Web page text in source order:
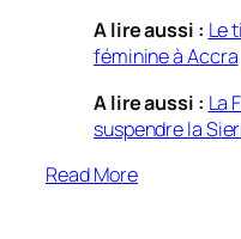
A lire aussi : Le
féminine à Accra
A lire aussi : La
suspendre la
Read More